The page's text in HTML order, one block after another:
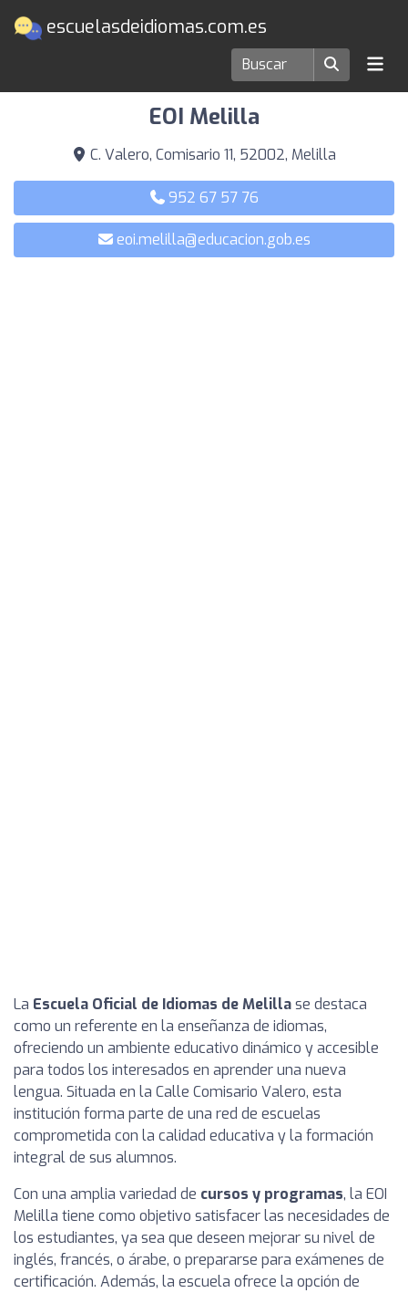
escuelasdeidiomas.com.es
Escuelas de idiomas en Melilla
EOI Melilla
C. Valero, Comisario 11, 52002, Melilla
952 67 57 76
eoi.melilla@educacion.gob.es
La Escuela Oficial de Idiomas de Melillase destaca
como un referente en la enseñanza de idiomas,
ofreciendo un ambiente educativo dinámico y accesible
para todos los interesados en aprender una nueva
lengua. Situada en la Calle Comisario Valero, esta
institución forma parte de una red de escuelas
comprometida con la calidad educativa y la formación
integral de sus alumnos.
Con una amplia variedad de cursos y programas, la EOI
Melilla tiene como objetivo satisfacer las necesidades de
los estudiantes, ya sea que deseen mejorar su nivel de
inglés, francés, o árabe, o prepararse para exámenes de
certificación. Además, la escuela ofrece la opción de